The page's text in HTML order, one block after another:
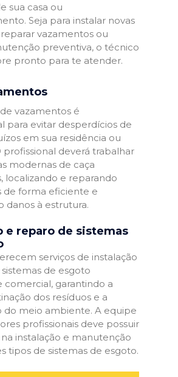
sua casa ou
Seja para instalar novas
vazamentos ou
preventiva, o técnico
pronto para te atender.
vazamentos é
para evitar desperdícios de
em sua residência ou
profissional deverá trabalhar
modernas de caça
localizando e reparando
de forma eficiente e
danos à estrutura.
e reparo de sistemas
serviços de instalação
de esgoto
comercial, garantindo a
dos resíduos e a
do meio ambiente. A equipe
profissionais deve possuir
instalação e manutenção
tipos de sistemas de esgoto.